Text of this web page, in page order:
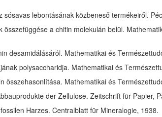
sósavas lebontásának közbeneső termékeiről.
összefüggése a chitin molekulán belül.
desamidálásáról. Mathematikai és
polysaccharidja. Mathematikai és
összehasonlítása. Mathematikai és
der Zellulose. Zeitschrift für Papier,
Harzes. Centralblatt für Mineralogie, 1938.